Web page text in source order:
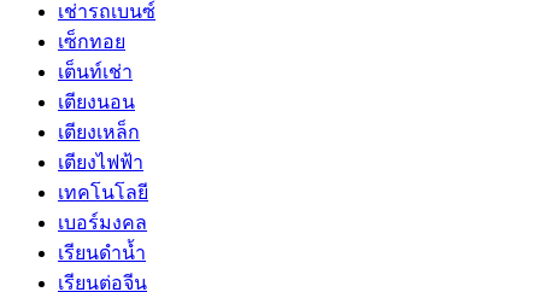
เช่ารถเบนซ์
เซ็กทอย
เต็นท์เช่า
เตียงนอน
เตียงเหล็ก
เตียงไฟฟ้า
เทคโนโลยี
เบอร์มงคล
เรียนดำน้ำ
เรียนต่อจีน